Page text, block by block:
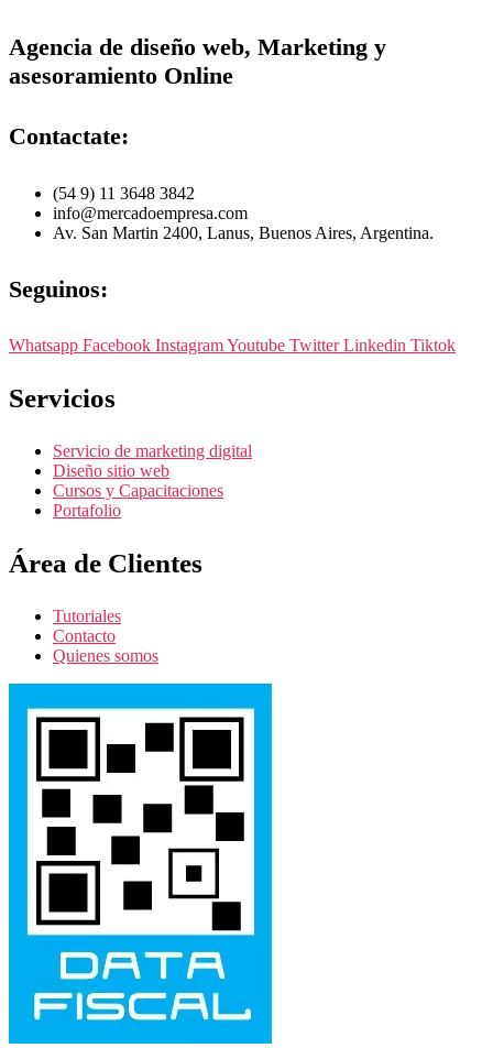
Agencia de diseño web, Marketing y
asesoramiento Online
Contactate:
(54 9) 11 3648 3842
info@mercadoempresa.com
Av. San Martin 2400, Lanus, Buenos Aires, Argentina.
Seguinos:
Whatsapp Facebook InstagramYoutube Twitter Linkedin Tiktok
Servicios
Servicio de marketing digital
Diseño sitio web
Cursos y Capacitaciones
Portafolio
Área de Clientes
Tutoriales
Contacto
Quienes somos